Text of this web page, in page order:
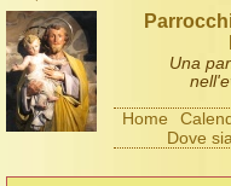
Una
Home
Dove